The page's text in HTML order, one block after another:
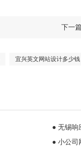
下一
宜兴英文网站设计多少钱
● 无锡响
● 小公司